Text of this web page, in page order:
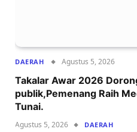
DAERAH Agustus 5, 2026
Takalar Awar 2026
publik,Pemenang Raih
Tunai.
Agustus 5, 2026 DAERAH